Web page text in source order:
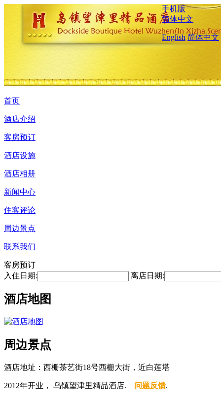
手机版
简体中文
English 简体中文
首页
酒店介绍
客房预订
酒店设施
酒店相册
新闻中心
住客评论
周边景点
联系我们
客房预订
入住日期:
离店日期:
酒店地图
周边景点
酒店地址：西栅茶艺街18号西栅大街，近白莲塔
2012年开业， 乌镇望津里精品酒店. 问题反馈.